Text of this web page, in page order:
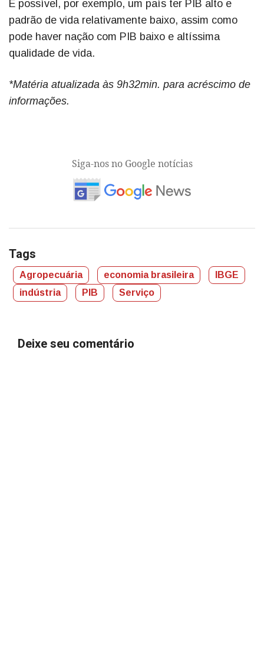
É possível, por exemplo, um país ter PIB alto e
padrão de vida relativamente baixo, assim como
pode haver nação com PIB baixo e altíssima
qualidade de vida.
*Matéria atualizada às 9h32min. para acréscimo de
informações.
Siga-nos no Google notícias
Tags
Agropecuária economia brasileira
IBGE
indústria
PIB Serviço
Deixe seu comentário